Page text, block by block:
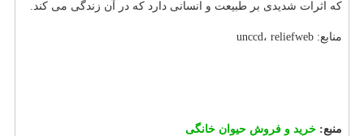
كه اثرات شدیدی بر طبیعت و انسانی دارد كه در آن زندگی می كند.
منابع: unccd، reliefweb
منبع: خرید و فروش حیوان خانگی